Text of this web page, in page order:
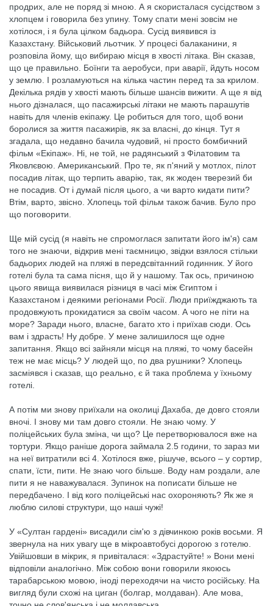
продрих, але не поряд зі мною. А я скористалася сусідством з
хлопцем і говорила без упину. Тому спати мені зовсім не
хотілося, і я була цілком бадьора. Сусід виявився із
Казахстану. Військовий льотчик. У процесі балаканини, я
розповіла йому, що вибираю місця в хвості літака. Він сказав,
що це правильно. Боїнги та аеробуси, при аварії, йдуть носом
у землю. І розламуються на кілька частин перед та за крилом.
Декілька рядів у хвості мають більше шансів вижити. А ще я від
нього дізналася, що пасажирські літаки не мають парашутів
навіть для членів екіпажу. Це робиться для того, щоб вони
боролися за життя пасажирів, як за власні, до кінця. Тут я
згадала, що недавно бачила чудовий, ні просто бомбичний
фільм «Екіпаж». Ні, не той, не радянський з Філатовим та
Яковлєвою. Американський. Про те, як п'яний у мотлох, пілот
посадив літак, що терпить аварію, так, як жоден тверезий би
не посадив. От і думай після цього, а чи варто кидати пити?
Втім, варто, звісно. Хлопець той фільм також бачив. Було про
що поговорити.
Ще мій сусід (я навіть не спромоглася запитати його ім'я) сам
того не знаючи, відкрив мені таємницю, звідки взялося стільки
бадьорих людей на пляжі в передсвітанний годинник. У його
готелі була та сама пісня, що й у нашому. Так ось, причиною
цього явища виявилася різниця в часі між Єгиптом і
Казахстаном і деякими регіонами Росії. Люди приїжджають та
продовжують прокидатися за своїм часом. А чого не піти на
море? Заради нього, власне, багато хто і приїхав сюди. Ось
вам і здрасть! Ну добре. У мене залишилося ще одне
запитання. Якщо всі зайняли місця на пляжі, то чому басейн
теж не має місць? У людей що, по два рушники? Хлопець
засміявся і сказав, що реально, є й така проблема у їхньому
готелі.
А потім ми знову приїхали на околиці Дахаба, де довго стояли
вночі. І знову ми там довго стояли. Не знаю чому. У
поліцейських була зміна, чи що? Це перетворювалося вже на
тортури. Якщо раніше дорога займала 2.5 години, то зараз ми
на неї витратили всі 4. Хотілося вже, рішуче, всього – у сортир,
спати, їсти, пити. Не знаю чого більше. Воду нам роздали, але
пити я не наважувалася. Зупинок на пописати більше не
передбачено. І від кого поліцейські нас охороняють? Як же я
люблю силові структури, що наші чужі!
У «Султан гардені» висадили сім'ю з дівчинкою років восьми. Я
звернула на них увагу ще в мікроавтобусі дорогою з готелю.
Увійшовши в мікрик, я привіталася: «Здрастуйте! » Вони мені
відповіли аналогічно. Між собою вони говорили якоюсь
тарабарською мовою, іноді переходячи на чисто російську. На
вигляд були схожі на циган (болгар, молдаван). Але мова,